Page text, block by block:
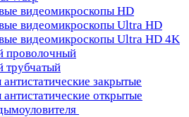
видеомикроскопы HD
видеомикроскопы Ultra HD
видеомикроскопы Ultra HD 4K
проволочный
трубчатый
закрытые
открытые